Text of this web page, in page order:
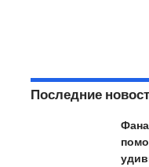
Последние